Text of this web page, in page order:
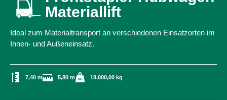
Materiallift
Ideal zum Materialtransport an verschiedenen Einsatzorten im
Innen- und Außeneinsatz.
7,40 m 5,80 m 18.000,00 kg